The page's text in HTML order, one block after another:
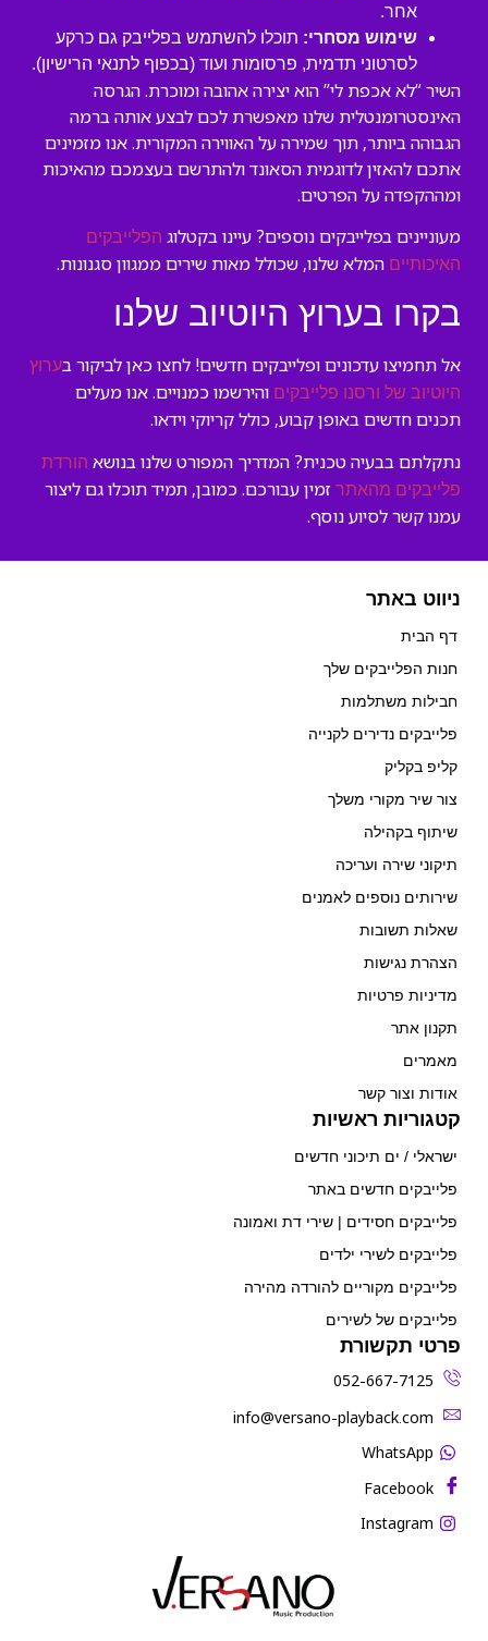
אחר.
שימוש מסחרי: תוכלו להשתמש בפלייבק גם כרקע
לסרטוני תדמית, פרסומות ועוד (בכפוף לתנאי הרישיון).
השיר “לא אכפת לי” הוא יצירה אהובה ומוכרת. הגרסה
האינסטרומנטלית שלנו מאפשרת לכם לבצע אותה ברמה
הגבוהה ביותר, תוך שמירה על האווירה המקורית. אנו מזמינים
אתכם להאזין לדוגמית הסאונד ולהתרשם בעצמכם מהאיכות
ומההקפדה על הפרטים.
מעוניינים בפלייבקים נוספים? עיינו בקטלוג הפלייבקים
האיכותיים המלא שלנו, שכולל מאות שירים ממגוון סגנונות.
בקרו בערוץ היוטיוב שלנו
אל תחמיצו עדכונים ופלייבקים חדשים! לחצו כאן לביקור בערוץ
היוטיוב של ורסנו פלייבקים והירשמו כמנויים. אנו מעלים
תכנים חדשים באופן קבוע, כולל קריוקי וידאו.
נתקלתם בבעיה טכנית? המדריך המפורט שלנו בנושא הורדת
פלייבקים מהאתר זמין עבורכם. כמובן, תמיד תוכלו גם ליצור
עמנו קשר לסיוע נוסף.
ניווט באתר
דף הבית
חנות הפלייבקים שלך
חבילות משתלמות
פלייבקים נדירים לקנייה
קליפ בקליק
צור שיר מקורי משלך
שיתוף בקהילה
תיקוני שירה ועריכה
שירותים נוספים לאמנים
שאלות תשובות
הצהרת נגישות
מדיניות פרטיות
תקנון אתר
מאמרים
אודות וצור קשר
קטגוריות ראשיות
ישראלי / ים תיכוני חדשים
פלייבקים חדשים באתר
פלייבקים חסידים | שירי דת ואמונה
פלייבקים לשירי ילדים
פלייבקים מקוריים להורדה מהירה
פלייבקים של לשירים
פרטי תקשורת
052-667-7125
‫info@versano-playback.com‬
WhatsApp
Facebook
Instagram